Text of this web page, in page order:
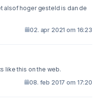
alsof hoger gesteld is dan de
02. apr 2021 om 16:23
like this on the web.
08. feb 2017 om 17:20